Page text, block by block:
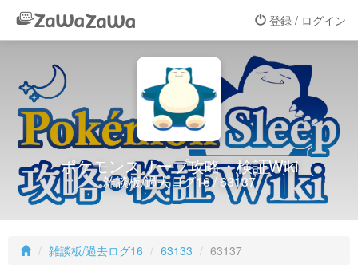
登録 / ログイン
ポケモンスリープ攻略・検証Wiki
雑談板/過去ログ16 / 63137
雑談板/過去ログ16 63133 63137